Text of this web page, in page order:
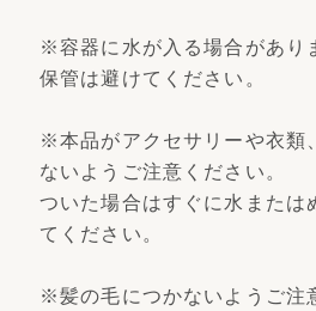
※容器に水が入る場合があり
保管は避けてください。
※本品がアクセサリーや衣類
ないようご注意ください。
ついた場合はすぐに水または
てください。
※髪の毛につかないようご注